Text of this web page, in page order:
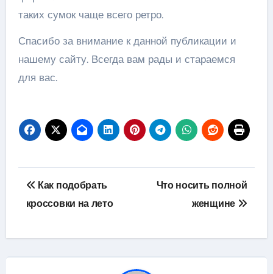
таких сумок чаще всего ретро.
Спасибо за внимание к данной публикации и
нашему сайту. Всегда вам рады и стараемся
для вас.
Навигация
по
Как подобрать
кроссовки на лето
Что носить полной
женщине